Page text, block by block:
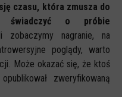
czasu, która zmusza do
świadczyć o próbie
zobaczymy nagranie, na
poglądy, warto
Może okazać się, że ktoś
zweryfikowaną